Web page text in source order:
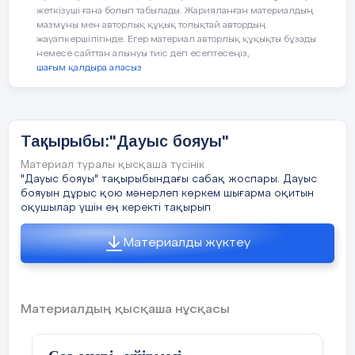
«Шығыс Қазақстан облысы Семей
қаласының білім бөлімі»
мемлекеттік мекемесінің №1
«Арман» ясли-бақшасы
қазыналық кәсіпорыны
Шеңберге тұрайық,
Жылулық сыйлайық!
Доброе утро, друзья!
Посмотрите друг на друга
Пожелайте добра!
Good morning, good morning,
Мотивациялық
қозғаушылық
-Балалар, таңертең ұйқыдан
алдымен нені көреміз?
-Күнді көргенде қалай
-Күн бізге жылуын шашады ма,
тұсына әкеліп, күннен алғаш күш
бойымызға таратайық,
оқу қызметіне дайынбыз ба?
Ұйымдастырушы
Тәрбиеші жайлау көрінісін
видеороликтен көрсетеді.
жеткізуші ғана болып табылады. Жарияланған материалдың
мазмұны мен авторлық құқық толықтай автордың
жауапкершілігінде. Егер материал авторлық құқықты бұзады
немесе сайттан алынуы тиіс деп есептесеңіз,
шағым қалдыра аласыз
Тақырыбы:"Дауыс бояуы"
Материал туралы қысқаша түсінік
"Дауыс бояуы" тақырыбындағы сабақ жоспары. Дауыс
бояуын дұрыс қою мәнерлеп көркем шығарма оқитын
оқушылар үшін ең керекті тақырып
Материалды жүктеу
Материалдың қысқаша нұсқасы